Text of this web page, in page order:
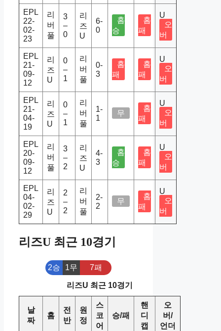
EPL
22-
02-
23
리
버
풀
3
–
0
리
즈
U
6-
0
홈
승
홈
패
U
오
버
EPL
21-
09-
12
리
즈
U
0
–
1
리
버
풀
0-
3
홈
패
홈
패
U
오
버
EPL
21-
04-
19
리
즈
U
0
–
1
리
버
풀
1-
1
무
홈
패
U
오
버
EPL
20-
09-
12
리
버
풀
3
–
2
리
즈
U
4-
3
홈
승
홈
패
U
오
버
EPL
04-
02-
29
리
즈
U
2
–
2
리
버
풀
2-
2
무
홈
패
U
오
버
리즈U 최근 10경기
2승 1무 7패
리즈U 최근 10경기
날
짜
홈
전
반
원
정
스
코
어
승/패
핸
디
캡
오
버/
언더